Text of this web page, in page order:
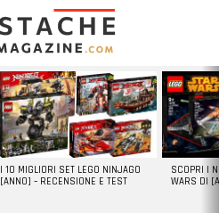
I 10 MIGLIORI SET LEGO NINJAGO
[ANNO] – RECENSIONE E TEST
SCOPRI I
WARS DI